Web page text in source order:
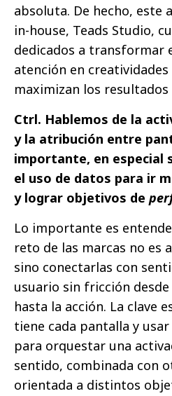
absoluta. De hecho, este
in-house, Teads Studio,
dedicados a transformar
atención en
maximizan los
Ctrl. Hablemos de la
y la atribución entre
importante, en especial
el uso de datos para ir
y lograr objetivos de
Lo importante es
reto de las marcas no es
sino conectarlas con
usuario sin fricción
hasta la acción. La clave
tiene cada pantalla y
para orquestar una
sentido, combinada con
orientada a distintos